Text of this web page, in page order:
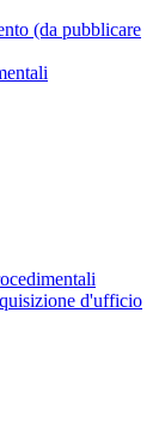
(da pubblicare
d'ufficio